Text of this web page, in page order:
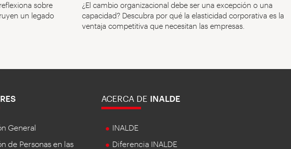
sobre
un legado
¿El cambio organizacional debe ser una excepción o una
capacidad? Descubra por qué la elasticidad corporativa es la
ventaja competitiva que necesitan las empresas.
General
de Personas en las
ACERCA DE INALDE
INALDE
Diferencia INALDE